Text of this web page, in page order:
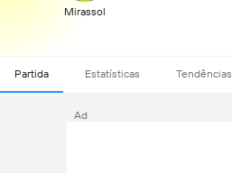
Mirassol
Partida Estatísticas Tendências
Ad